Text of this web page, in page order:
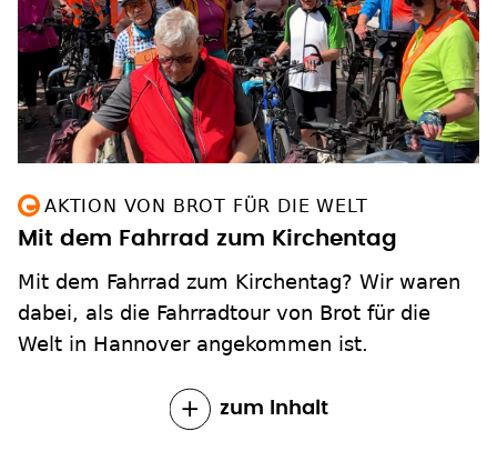
AKTION VON BROT FÜR DIE WELT
Mit dem Fahrrad zum Kirchentag
Mit dem Fahrrad zum Kirchentag? Wir waren
dabei, als die Fahrradtour von Brot für die
Welt in Hannover angekommen ist.
zum Inhalt